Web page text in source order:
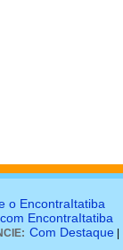
o EncontraItatiba
EncontraItatiba
Com Destaque